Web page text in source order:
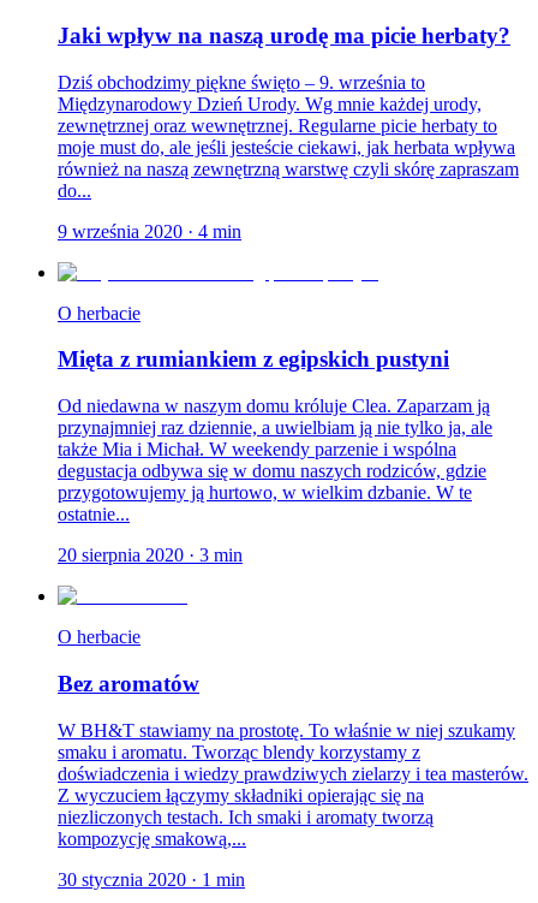
Jaki wpływ na naszą urodę ma picie herbaty?
Dziś obchodzimy piękne święto – 9. września to
Międzynarodowy Dzień Urody. Wg mnie każdej urody,
zewnętrznej oraz wewnętrznej. Regularne picie herbaty to
moje must do, ale jeśli jesteście ciekawi, jak herbata wpływa
również na naszą zewnętrzną warstwę czyli skórę zapraszam
do...
9 września 2020 · 4 min
O herbacie
Mięta z rumiankiem z egipskich pustyni
Od niedawna w naszym domu króluje Clea. Zaparzam ją
przynajmniej raz dziennie, a uwielbiam ją nie tylko ja, ale
także Mia i Michał. W weekendy parzenie i wspólna
degustacja odbywa się w domu naszych rodziców, gdzie
przygotowujemy ją hurtowo, w wielkim dzbanie. W te
ostatnie...
20 sierpnia 2020 · 3 min
O herbacie
Bez aromatów
W BH&T stawiamy na prostotę. To właśnie w niej szukamy
smaku i aromatu. Tworząc blendy korzystamy z
doświadczenia i wiedzy prawdziwych zielarzy i tea masterów.
Z wyczuciem łączymy składniki opierając się na
niezliczonych testach. Ich smaki i aromaty tworzą
kompozycję smakową,...
30 stycznia 2020 · 1 min